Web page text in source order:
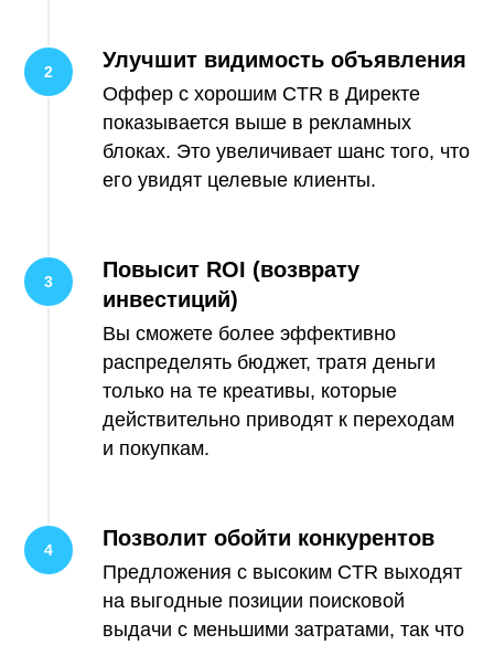
Улучшит видимость объявления
Оффер с хорошим CTR в Директе
показывается выше в рекламных
блоках. Это увеличивает шанс того, что
его увидят целевые клиенты.
Повысит ROI (возврату
инвестиций)
Вы сможете более эффективно
распределять бюджет, тратя деньги
только на те креативы, которые
действительно приводят к переходам
и покупкам.
Позволит обойти конкурентов
Предложения с высоким CTR выходят
на выгодные позиции поисковой
выдачи с меньшими затратами, так что